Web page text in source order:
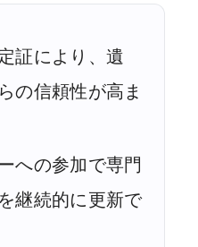
証により、遺
の信頼性が高ま
への参加で専門
継続的に更新で